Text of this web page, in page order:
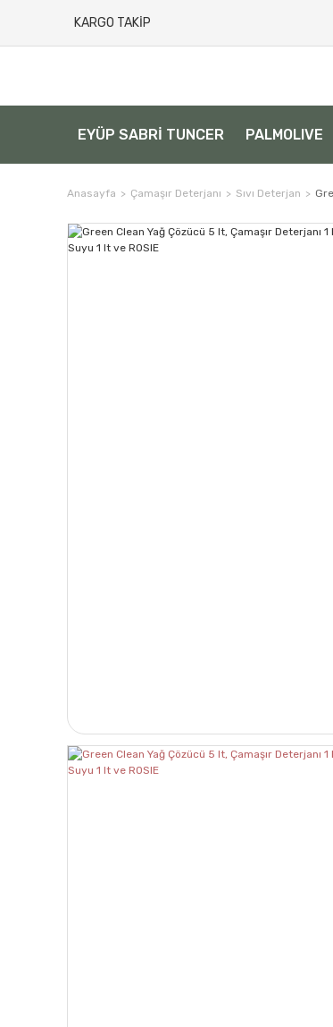
KARGO TAKİP
EYÜP SABRİ TUNCER PALMOLIVE
Anasayfa Çamaşır Deterjanı Sıvı Deterjan